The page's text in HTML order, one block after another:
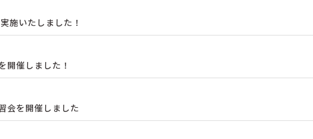
施いたしました！
開催しました！
会を開催しました